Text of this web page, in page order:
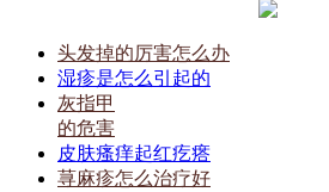
头发掉的厉害怎么办
湿疹是怎么引起的
灰指甲
的危害
皮肤瘙痒起红疙瘩
荨麻疹怎么治疗好